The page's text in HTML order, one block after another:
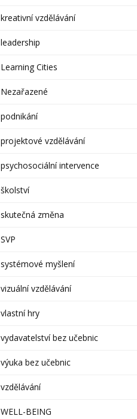
kreativní vzdělávání
leadership
Learning Cities
Nezařazené
podnikání
projektové vzdělávání
psychosociální intervence
školství
skutečná změna
SVP
systémové myšlení
vizuální vzdělávání
vlastní hry
vydavatelství bez učebnic
výuka bez učebnic
vzdělávání
WELL-BEING